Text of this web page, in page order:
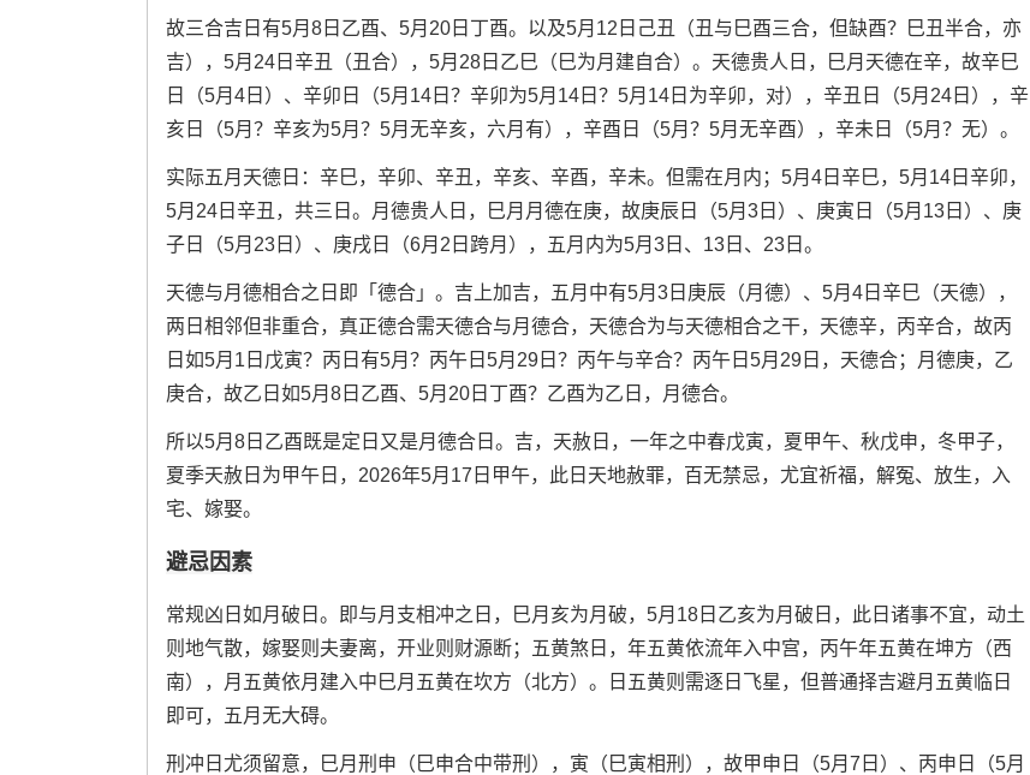
故三合吉日有5月8日乙酉、5月20日丁酉。以及5月12日己丑（丑与巳酉三合，但缺酉？巳丑半合，亦
吉），5月24日辛丑（丑合），5月28日乙巳（巳为月建自合）。天德贵人日，巳月天德在辛，故辛巳
日（5月4日）、辛卯日（5月14日？辛卯为5月14日？5月14日为辛卯，对），辛丑日（5月24日），辛
亥日（5月？辛亥为5月？5月无辛亥，六月有），辛酉日（5月？5月无辛酉），辛未日（5月？无）。
实际五月天德日：辛巳，辛卯、辛丑，辛亥、辛酉，辛未。但需在月内；5月4日辛巳，5月14日辛卯，
5月24日辛丑，共三日。月德贵人日，巳月月德在庚，故庚辰日（5月3日）、庚寅日（5月13日）、庚
子日（5月23日）、庚戌日（6月2日跨月），五月内为5月3日、13日、23日。
天德与月德相合之日即「德合」。吉上加吉，五月中有5月3日庚辰（月德）、5月4日辛巳（天德），
两日相邻但非重合，真正德合需天德合与月德合，天德合为与天德相合之干，天德辛，丙辛合，故丙
日如5月1日戊寅？丙日有5月？丙午日5月29日？丙午与辛合？丙午日5月29日，天德合；月德庚，乙
庚合，故乙日如5月8日乙酉、5月20日丁酉？乙酉为乙日，月德合。
所以5月8日乙酉既是定日又是月德合日。吉，天赦日，一年之中春戊寅，夏甲午、秋戊申，冬甲子，
夏季天赦日为甲午日，2026年5月17日甲午，此日天地赦罪，百无禁忌，尤宜祈福，解冤、放生，入
宅、嫁娶。
避忌因素
常规凶日如月破日。即与月支相冲之日，巳月亥为月破，5月18日乙亥为月破日，此日诸事不宜，动土
则地气散，嫁娶则夫妻离，开业则财源断；五黄煞日，年五黄依流年入中宫，丙午年五黄在坤方（西
南），月五黄依月建入中巳月五黄在坎方（北方）。日五黄则需逐日飞星，但普通择吉避月五黄临日
即可，五月无大碍。
刑冲日尤须留意，巳月刑申（巳申合中带刑），寅（巳寅相刑），故甲申日（5月7日）、丙申日（5月